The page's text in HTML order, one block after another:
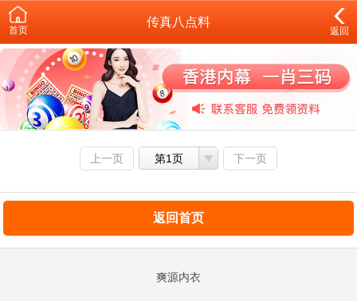
首页
传真八点料
返回
上一页 第1页 下一页
返回首页
爽源内衣